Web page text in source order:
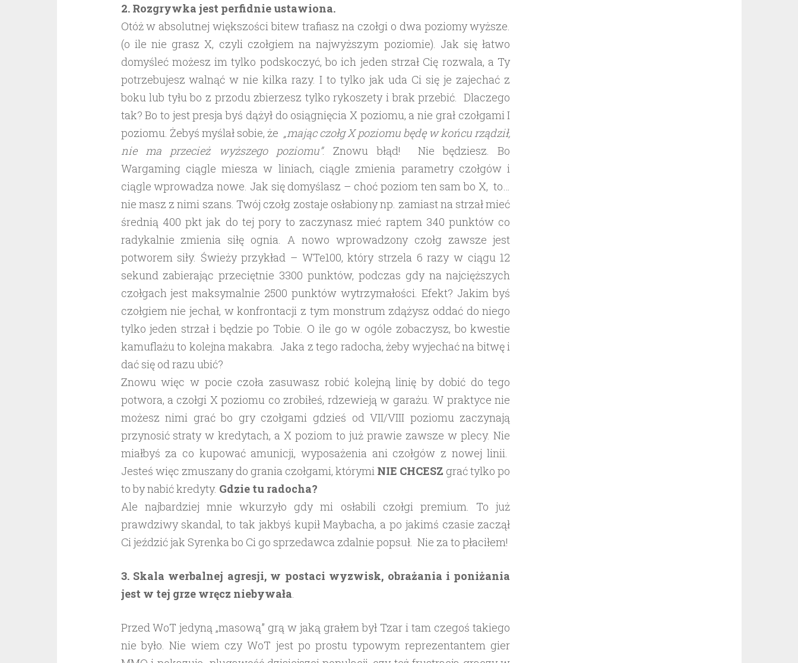
2. Rozgrywka jest perfidnie ustawiona.
Otóż w absolutnej większości bitew trafiasz na czołgi o dwa poziomy wyższe.
(o ile nie grasz X, czyli czołgiem na najwyższym poziomie). Jak się łatwo
domyśleć możesz im tylko podskoczyć, bo ich jeden strzał Cię rozwala, a Ty
potrzebujesz walnąć w nie kilka razy. I to tylko jak uda Ci się je zajechać z
boku lub tyłu bo z przodu zbierzesz tylko rykoszety i brak przebić. Dlaczego
tak? Bo to jest presja byś dążył do osiągnięcia X poziomu, a nie grał czołgami I
poziomu. Żebyś myślał sobie, że „mając czołg X poziomu będę w końcu rządził,
nie ma przecież wyższego poziomu”. Znowu błąd! Nie będziesz. Bo
Wargaming ciągle miesza w liniach, ciągle zmienia parametry czołgów i
ciągle wprowadza nowe. Jak się domyślasz – choć poziom ten sam bo X, to…
nie masz z nimi szans. Twój czołg zostaje osłabiony np. zamiast na strzał mieć
średnią 400 pkt jak do tej pory to zaczynasz mieć raptem 340 punktów co
radykalnie zmienia siłę ognia. A nowo wprowadzony czołg zawsze jest
potworem siły. Świeży przykład – WTe100, który strzela 6 razy w ciągu 12
sekund zabierając przeciętnie 3300 punktów, podczas gdy na najcięższych
czołgach jest maksymalnie 2500 punktów wytrzymałości. Efekt? Jakim byś
czołgiem nie jechał, w konfrontacji z tym monstrum zdążysz oddać do niego
tylko jeden strzał i będzie po Tobie. O ile go w ogóle zobaczysz, bo kwestie
kamuflażu to kolejna makabra. Jaka z tego radocha, żeby wyjechać na bitwę i
dać się od razu ubić?
Znowu więc w pocie czoła zasuwasz robić kolejną linię by dobić do tego
potwora, a czołgi X poziomu co zrobiłeś, rdzewieją w garażu. W praktyce nie
możesz nimi grać bo gry czołgami gdzieś od VII/VIII poziomu zaczynają
przynosić straty w kredytach, a X poziom to już prawie zawsze w plecy. Nie
miałbyś za co kupować amunicji, wyposażenia ani czołgów z nowej linii.
Jesteś więc zmuszany do grania czołgami, którymi NIE CHCESZ grać tylko po
to by nabić kredyty. Gdzie tu radocha?
Ale najbardziej mnie wkurzyło gdy mi osłabili czołgi premium. To już
prawdziwy skandal, to tak jakbyś kupił Maybacha, a po jakimś czasie zaczął
Ci jeździć jak Syrenka bo Ci go sprzedawca zdalnie popsuł. Nie za to płaciłem!
3. Skala werbalnej agresji, w postaci wyzwisk, obrażania i poniżania
jest w tej grze wręcz niebywała
Przed WoT jedyną „masową” grą w jaką grałem był Tzar i tam czegoś takiego
nie było. Nie wiem czy WoT jest po prostu typowym reprezentantem gier